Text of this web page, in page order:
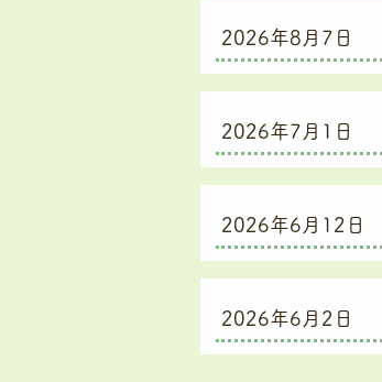
2026年8月7日
2026年7月1日
2026年6月12日
2026年6月2日